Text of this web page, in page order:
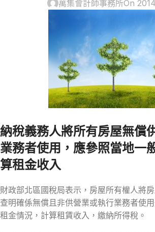
萬集會計師事務所On
納稅義務人將所有房屋無償
業務者使用，應參照當地一
算租金收入
財政部北區國稅局表示，房屋所有權人將
查明確係無償且非供營業或執行業務者使
租金情況，計算租賃收入，繳納所得稅。